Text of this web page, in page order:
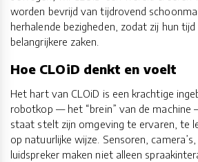
worden bevrijd van tijdrovend
herhalende bezigheden, zodat zij hun
belangrijkere zaken.
Hoe CLOiD denkt en voelt
Het hart van CLOiD is een krachtige
robotkop — het “brein” van de machine
staat stelt zijn omgeving te ervaren, te
op natuurlijke wijze. Sensoren,
luidspreker maken niet alleen